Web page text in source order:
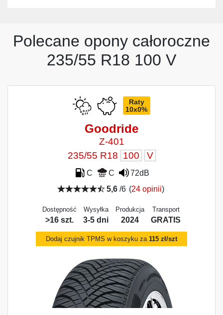
Polecane opony całoroczne
235/55 R18 100 V
Raty
10x0%
Goodride
Z-401
235/55 R18 100 V
C C
72dB
5,6/6 (24 opinii)
Dostępność
>16 szt.
Wysyłka
3-5 dni
Produkcja
2024
Transport
GRATIS
Dodaj czujnik TPMS w koszyku za 115 zł/szt